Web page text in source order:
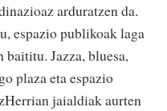
arduratzen da.
espazio publikoak laga
Jazza, bluesa,
plaza eta espazio
jaialdiak aurten